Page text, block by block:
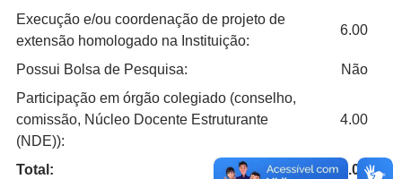
Execução e/ou coordenação de projeto de
extensão homologado na Instituição:
6.00
Possui Bolsa de Pesquisa:
Não
Participação em órgão colegiado (conselho,
comissão, Núcleo Docente Estruturante
(NDE)):
4.00
Total: 40.00